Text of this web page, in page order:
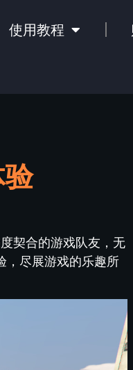
使用教程
契合的游戏队友，无
，尽展游戏的乐趣所